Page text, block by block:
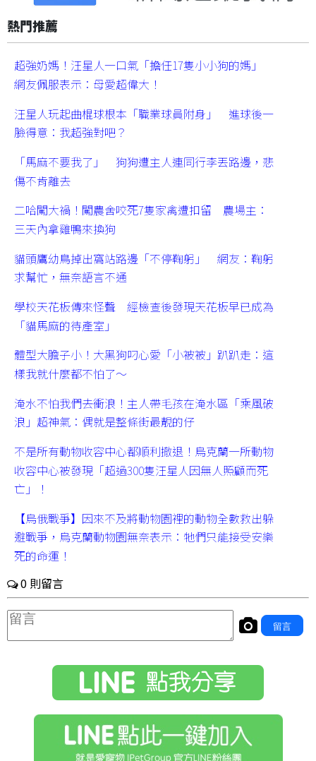
熱門推薦
超強奶媽！汪星人一口氣「擔任17隻小小狗的媽」
網友佩服表示：母愛超偉大！
汪星人玩起曲棍球根本「職業球員附身」 進球後一
臉得意：我超強對吧？
「馬麻不要我了」 狗狗遭主人連同行李丟路邊，悲
傷不肯離去
二哈闖大禍！闖農舍咬死7隻家禽遭扣留 農場主：
三天內拿雞鴨來換狗
貓頭鷹幼鳥掉出窩站路邊「不停鞠躬」 網友：鞠躬
求幫忙，無奈語言不通
學校天花板傳來怪聲 經檢查後發現天花板早已成為
「貓馬麻的待產室」
體型大膽子小！大黑狗叼心愛「小被被」趴趴走：這
樣我就什麼都不怕了～
淹水不怕我們去衝浪！主人帶毛孩在淹水區「乘風破
浪」超神氣：偶就是整條街最靚的仔
不是所有動物收容中心都順利撤退！烏克蘭一所動物
收容中心被發現「超過300隻汪星人因無人照顧而死
亡」！
【烏俄戰爭】因來不及將動物園裡的動物全數救出躲
避戰爭，烏克蘭動物園無奈表示：牠們只能接受安樂
死的命運！